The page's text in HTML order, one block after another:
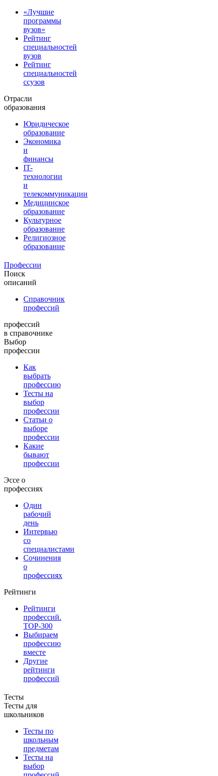
«Лучшие
программы
вузов»
Рейтинг
специальностей
вузов
Рейтинг
специальностей
ссузов
Отрасли
образования
Юридическое
образование
Экономика
и
финансы
IT-
технологии
и
телекоммуникации
Медицинское
образование
Культурное
образование
Религиозное
образование
Профессии
Поиск
описаний
Справочник
профессий
профессий
в справочнике
Выбор
профессии
Как
выбрать
профессию
Тесты на
выбор
профессии
Статьи о
выборе
профессии
Какие
бывают
профессии
Эссе о
профессиях
Один
рабочий
день
Интервью
со
специалистами
Сочинения
о
профессиях
Рейтинги
Рейтинги
профессий.
TOP-300
Выбираем
профессию
вместе
Другие
рейтинги
профессий
Тесты
Тесты для
школьников
Тесты по
школьным
предметам
Тесты на
выбор